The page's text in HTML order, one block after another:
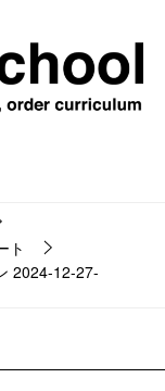
ト
2024-12-27-